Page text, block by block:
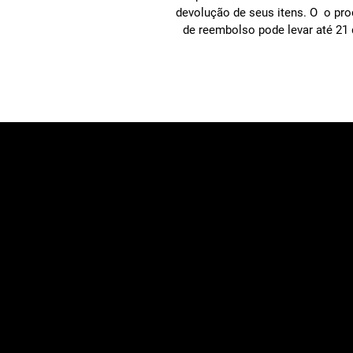
devolução de seus itens. O o
de reembolso pode levar até 21